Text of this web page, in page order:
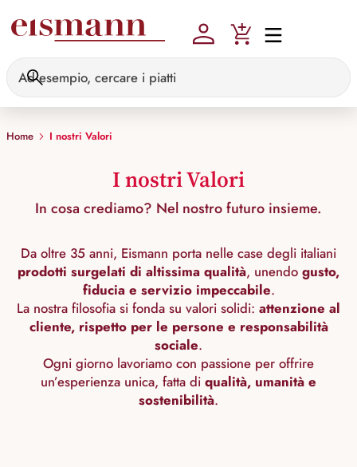
Home I nostri Valori
I nostri Valori
In cosa crediamo? Nel nostro futuro insieme.
Da oltre 35 anni, Eismann porta nelle case degli italiani
prodotti surgelati di altissima qualità, unendo gusto,
fiducia e servizio impeccabile.
La nostra filosofia si fonda su valori solidi: attenzione al
cliente, rispetto per le persone e responsabilità
sociale.
Ogni giorno lavoriamo con passione per offrire
un’esperienza unica, fatta di qualità, umanità e
sostenibilità.